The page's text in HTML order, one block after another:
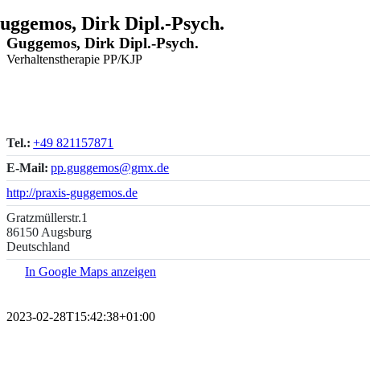
Dirk Dipl.-Psych.
Guggemos, Dirk Dipl.-Psych.
Verhaltenstherapie PP/KJP
Tel.: +49 821157871
E-Mail: pp.guggemos@gmx.de
http://praxis-guggemos.de
Gratzmüllerstr.1
86150 Augsburg
Deutschland
In Google Maps anzeigen
2023-02-28T15:42:38+01:00